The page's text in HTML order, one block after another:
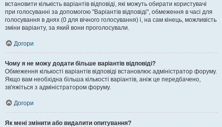
встановити кількість варіантів відповіді, які можуть обирати користувачі
при голосуванні за допомогою "Варіантів відповіді", обмеження в часі для
голосування в днях (0 для вічного голосування) і, на сам кінець, можливість
зміни варіанту, за який вони проголосували.
Догори
Чому я не можу додати більше варіантів відповіді?
Обмеження кількості варіантів відповіді встановлює адміністратор форуму.
Якщо вам необхідна більша кількості варіантів, аніж це передбачено,
зв'яжіться з адміністратором форуму.
Догори
Як мені змінити або видалити опитування?